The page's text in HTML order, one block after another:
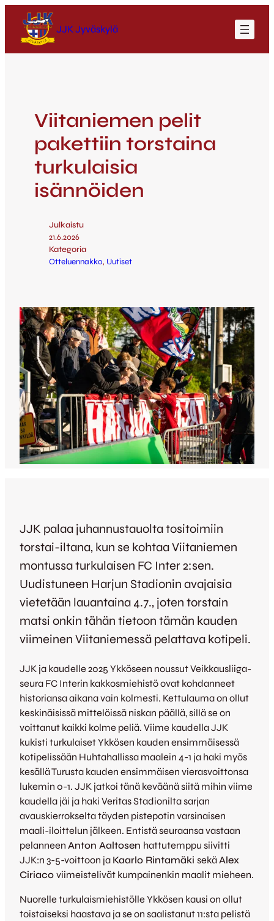
JJK Jyväskylä
Viitaniemen pelit
pakettiin torstaina
turkulaisia
isännöiden
Julkaistu
21.6.2026
Kategoria
Otteluennakko, Uutiset
JJK palaa juhannustauolta tositoimiin
torstai-iltana, kun se kohtaa Viitaniemen
montussa turkulaisen FC Inter 2:sen.
Uudistuneen Harjun Stadionin avajaisia
vietetään lauantaina 4.7., joten torstain
matsi onkin tähän tietoon tämän kauden
viimeinen Viitaniemessä pelattava kotipeli.
JJK ja kaudelle 2025 Ykköseen noussut Veikkausliiga-
seura FC Interin kakkosmiehistö ovat kohdanneet
historiansa aikana vain kolmesti. Kettulauma on ollut
keskinäisissä mittelöissä niskan päällä, sillä se on
voittanut kaikki kolme peliä. Viime kaudella JJK
kukisti turkulaiset Ykkösen kauden ensimmäisessä
kotipelissään Huhtahallissa maalein 4-1 ja haki myös
kesällä Turusta kauden ensimmäisen vierasvoittonsa
lukemin 0-1. JJK jatkoi tänä keväänä siitä mihin viime
kaudella jäi ja haki Veritas Stadionilta sarjan
avauskierrokselta täyden pistepotin varsinaisen
maali-iloittelun jälkeen. Entistä seuraansa vastaan
pelanneen Anton Aaltosen hattutemppu siivitti
JJK:n 3-5-voittoon ja Kaarlo Rintamäki sekä Alex
Ciriaco viimeistelivät kumpainenkin maalit mieheen.
Nuorelle turkulaismiehistölle Ykkösen kausi on ollut
toistaiseksi haastava ja se on saalistanut 11:sta pelistä